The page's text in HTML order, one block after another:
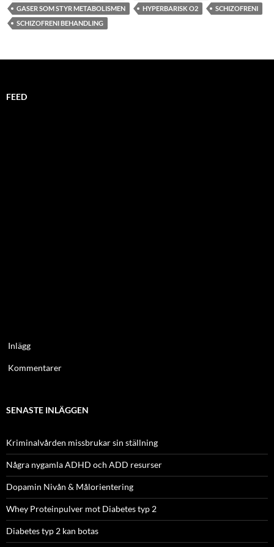
GASER SOM STYR METABOLISMEN
HYPERBARISK O2
SCHIZOFRENI
SCHIZOFRENI BEHANDLING
FEED
Inlägg
Kommentarer
SENASTE INLÄGGEN
Kriminalvården missbrukar sin ställning
Några nygamla ADHD och ADD resurser
Dopamin Nivån & Målorientering
Whey Proteinpulver mot Diabetes typ 2
Diabetes typ 2 kan botas